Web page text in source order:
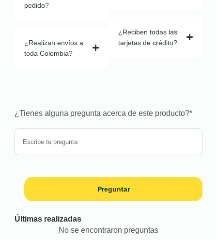
pedido?
¿Realizan envíos a
toda Colombia?
¿Reciben todas las
tarjetas de crédito?
¿Tienes alguna pregunta acerca de este producto?*
Preguntar
Últimas realizadas
No se encontraron preguntas